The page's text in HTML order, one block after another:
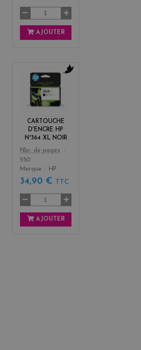
AJOUTER
CARTOUCHE
D'ENCRE HP
N°364 XL NOIR
Color
k
Nbr. de pages
550
Marque
HP
34,90 € TTC
AJOUTER